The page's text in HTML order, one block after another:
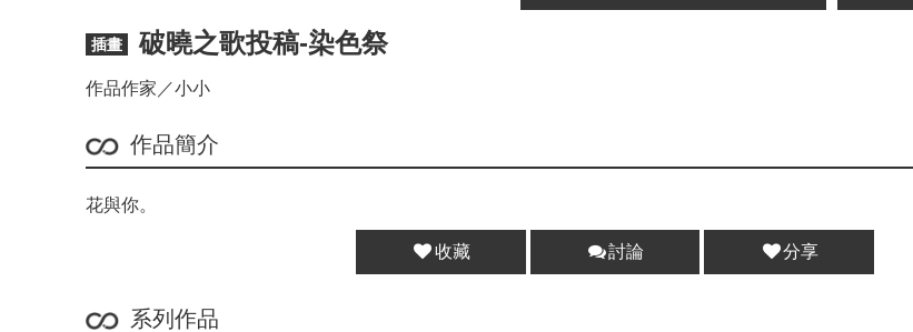
插畫 破曉之歌投稿-染色祭
作品作家／小小
作品簡介
花與你。
收藏 討論 分享 : 分享
系列作品